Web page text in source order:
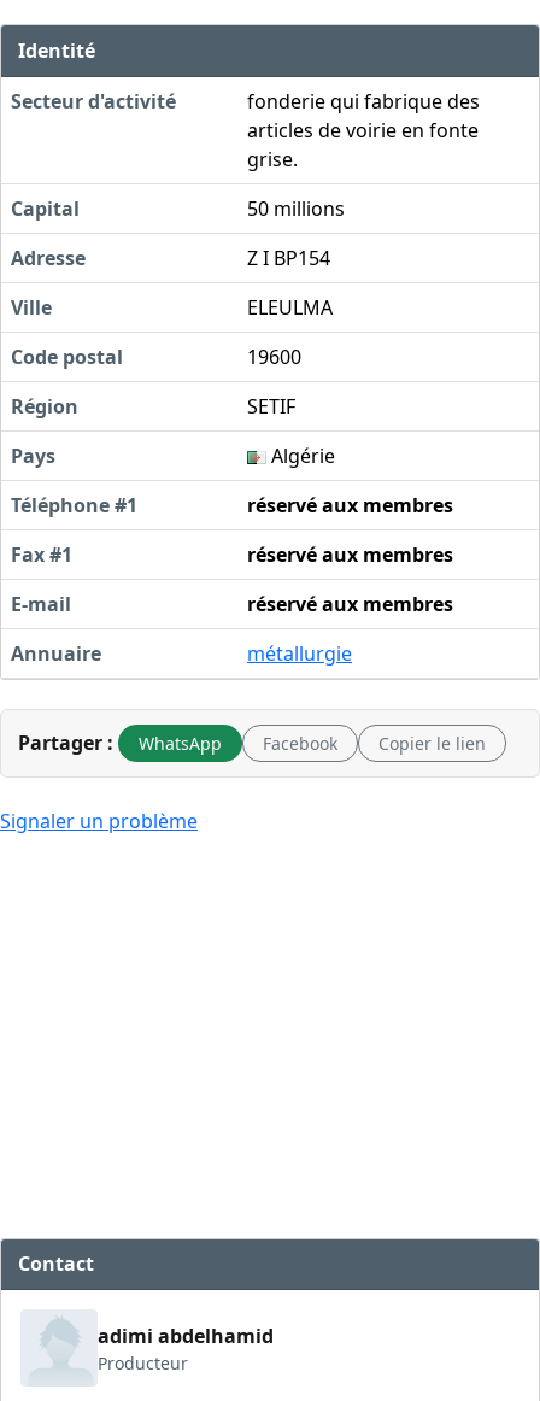
Identité
Secteur d'activité
fonderie qui fabrique des
articles de voirie en fonte
grise.
Capital
50 millions
Adresse
Z I BP154
Ville
ELEULMA
Code postal
19600
Région
SETIF
Pays
Algérie
Téléphone #1
réservé aux membres
Fax #1
réservé aux membres
E-mail
réservé aux membres
Annuaire
métallurgie
Partager : WhatsApp Facebook Copier le lien
Signaler un problème
Contact
adimi abdelhamid
Producteur